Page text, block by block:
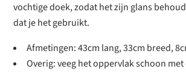
vochtige doek, zodat het zijn glans
dat je het gebruikt.
Afmetingen: 43cm lang, 33cm breed,
Overig: veeg het oppervlak schoon